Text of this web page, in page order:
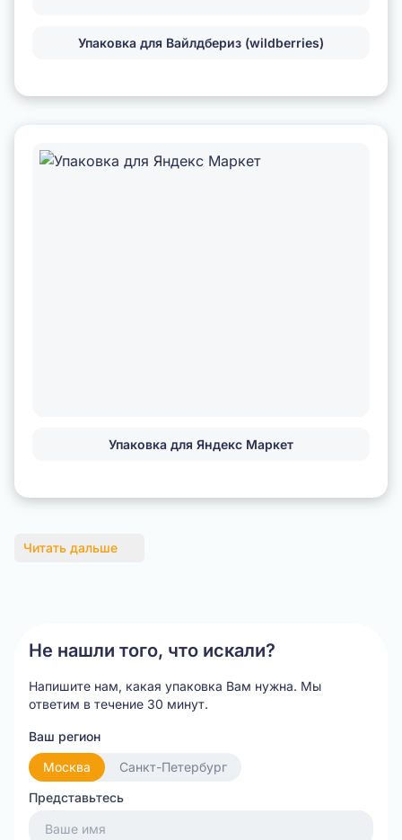
Упаковка для Вайлдбериз (wildberries)
Упаковка для Яндекс Маркет
Читать дальше
Не нашли того, что искали?
Напишите нам, какая упаковка Вам нужна. Мы
ответим в течение 30 минут.
Ваш регион
Москва
Санкт-Петербург
Представьтесь